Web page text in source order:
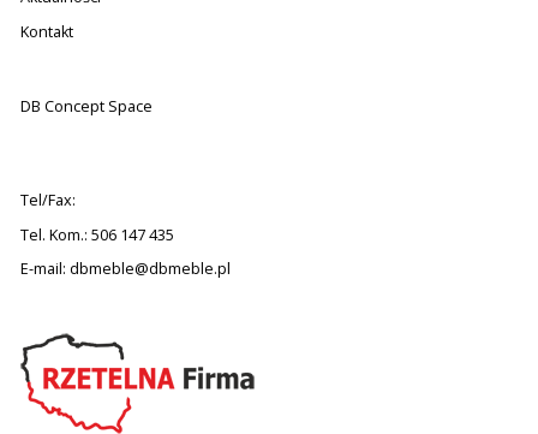
Kontakt
DB Concept Space
Tel/Fax:
Tel. Kom.: 506 147 435
E-mail: dbmeble@dbmeble.pl